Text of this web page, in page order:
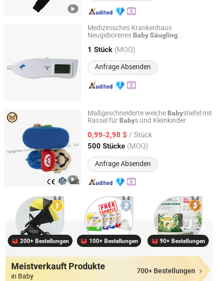
Medizinisches Krankenhaus
Neugeborenes BabySäugling
1 Stück (MOQ)
Anfrage Absenden
FOSHAN CONCERN MEDICAL EQUIPMENT CO.,LTD.
Guangdong, China Seit 2022
Maßgeschneiderte weiche Babystiefel mit
Rassel für Babys und Kleinkinder
0,99-2,98 $ / Stück
500 Stücke (MOQ)
Anfrage Absenden
Yangzhou Lucky Bear Craft & Gifts Co., Ltd.
Jiangsu, China Seit 2018
200+ Bestellungen 100+ Bestellungen 90+ Bestellungen
Meistverkauft Produkte
in Baby
700+ Bestellungen